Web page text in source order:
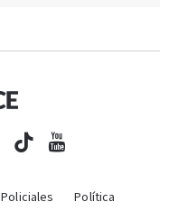
Policiales Política